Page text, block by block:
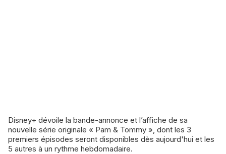
Disney+ dévoile la bande-annonce et l’affiche de sa
nouvelle série originale « Pam & Tommy », dont les 3
premiers épisodes seront disponibles dès aujourd'hui et les
5 autres à un rythme hebdomadaire.